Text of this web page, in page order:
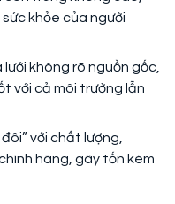
khỏe của người
không rõ nguồn gốc,
với cả môi trường lẫn
với chất lượng,
hãng, gây tốn kém